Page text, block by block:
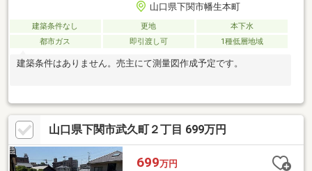
山口県下関市幡生本町
建築条件なし 更地
本下水
都市ガス
即引渡し可 1種低層地域
建築条件はありません。売主にて測量図作成予定です。
山口県下関市武久町２丁目 699万円
699万円